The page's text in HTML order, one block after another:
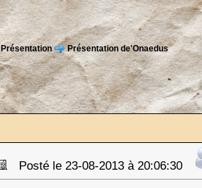
Présentation Présentation de'Onaedus
Posté le 23-08-2013 à 20:06:30